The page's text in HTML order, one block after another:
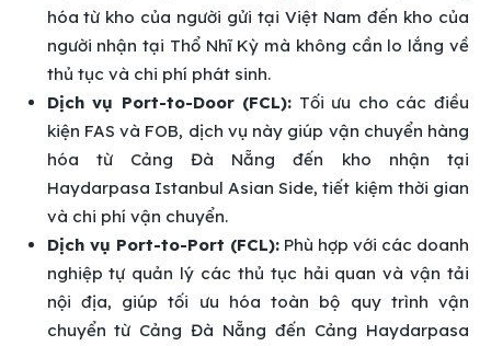
hóa từ kho của người gửi tại Việt Nam đến kho của
người nhận tại Thổ Nhĩ Kỳ mà không cần lo lắng về
thủ tục và chi phí phát sinh.
Dịch vụ Port-to-Door (FCL): Tối ưu cho các điều
kiện FAS và FOB, dịch vụ này giúp vận chuyển hàng
hóa từ Cảng Đà Nẵng đến kho nhận tại
Haydarpasa Istanbul Asian Side, tiết kiệm thời gian
và chi phí vận chuyển.
Dịch vụ Port-to-Port (FCL):Phù hợp với các doanh
nghiệp tự quản lý các thủ tục hải quan và vận tải
nội địa, giúp tối ưu hóa toàn bộ quy trình vận
chuyển từ Cảng Đà Nẵng đến Cảng Haydarpasa